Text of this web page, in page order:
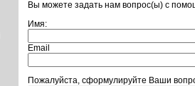
Вы можете задать нам вопрос(ы) с
Имя:
Email
Пожалуйста, сформулируйте Ваши